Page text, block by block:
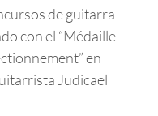
de guitarra
con el “Médaille
en
Judicael